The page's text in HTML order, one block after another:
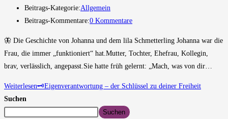
Beitrags-Kategorie:Allgemein
Beitrags-Kommentare:0 Kommentare
🦋 Die Geschichte von Johanna und dem lila Schmetterling Johanna war die
Frau, die immer „funktioniert“ hat.Mutter, Tochter, Ehefrau, Kollegin,
brav, verlässlich, angepasst.Sie hatte früh gelernt: „Mach, was von dir…
Weiterlesen🗝️Eigenverantwortung – der Schlüssel zu deiner Freiheit
Suchen
Suchen